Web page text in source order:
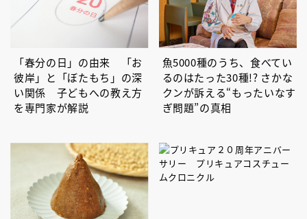
「春分の日」の由来 「お
彼岸」と「ぼたもち」の深
い関係 子どもへの教え方
を専門家が解説
魚5000種のうち、食べてい
るのはたった30種!? さかな
クンが訴える“もったいなす
ぎ問題”の真相